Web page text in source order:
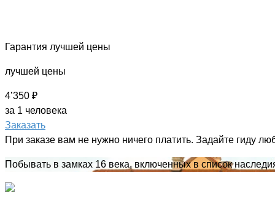
Гарантия лучшей цены
лучшей цены
4’350 ₽
за 1 человека
Заказать
При заказе вам не нужно ничего платить. Задайте гиду
Побывать в замках 16 века, включенных в список